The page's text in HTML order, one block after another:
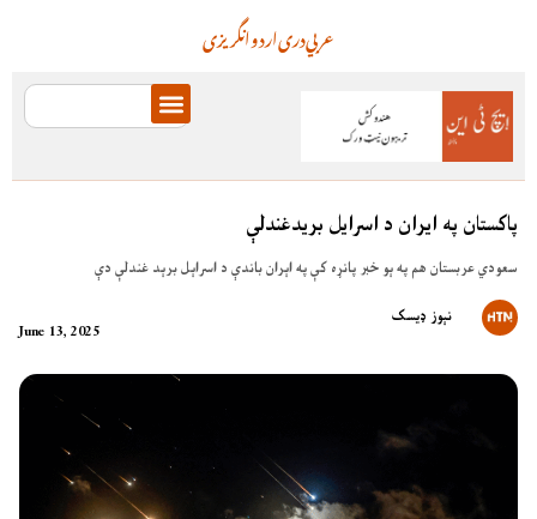
انگریزیاردودریعربي
پاکستان په ايران د اسرايل بريدغندلې
سعودي عربستان هم په ېو خبر پانړه کې په اېران باندې د اسراېل برېد غندلې دې
June 13, 2025
نېوز ډیسک